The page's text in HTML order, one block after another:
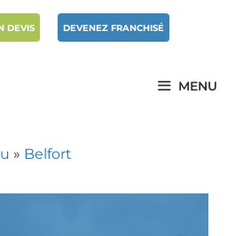
DEVIS DEVENEZ FRANCHISÉ
MENU
» Belfort